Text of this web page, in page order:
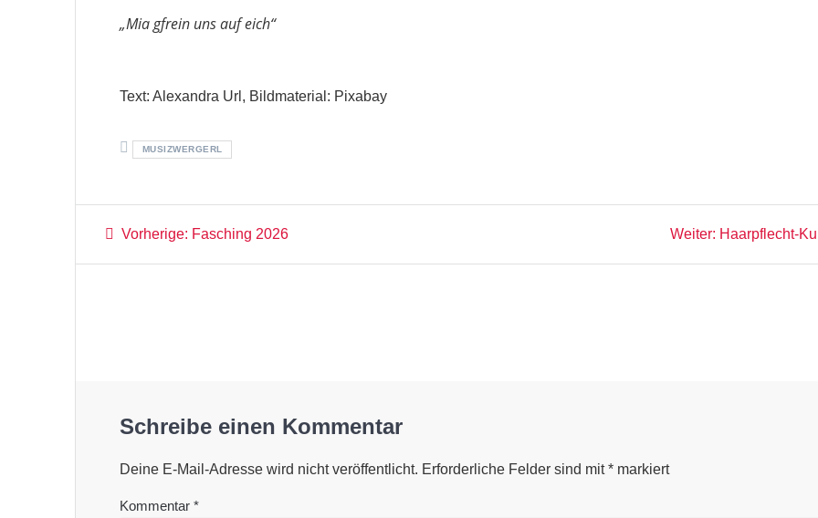
„Mia gfrein uns auf eich“
Text: Alexandra Url, Bildmaterial: Pixabay
MUSIZWERGERL
Beitragsnavigation
Vorherige: Vorheriger
Fasching 2026 Weiter: Nächster
Haarpflecht-
Schreibe einen Kommentar
Deine E-Mail-Adresse wird nicht veröffentlicht. Erforderliche Felder sind mit* markiert
Kommentar*